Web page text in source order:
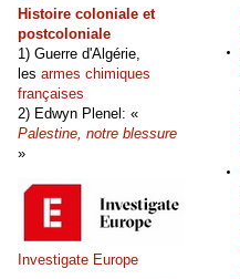
Histoire coloniale et
postcoloniale
1) Guerre d'Algérie,
les armes chimiques
françaises
2) Edwyn Plenel: «
Palestine, notre blessure
»
Investigate Europe